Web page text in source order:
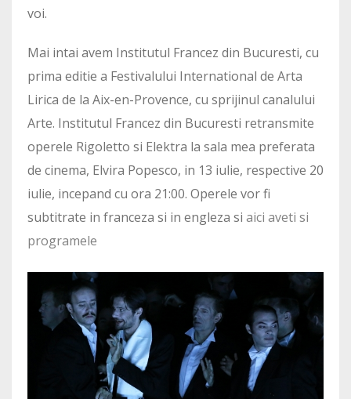
voi.
Mai intai avem Institutul Francez din Bucuresti, cu
prima editie a Festivalului International de Arta
Lirica de la Aix-en-Provence, cu sprijinul canalului
Arte. Institutul Francez din Bucuresti retransmite
operele Rigoletto si Elektra la sala mea preferata
de cinema, Elvira Popesco, in 13 iulie, respective 20
iulie, incepand cu ora 21:00. Operele vor fi
subtitrate in franceza si in engleza si aici aveti si
programele